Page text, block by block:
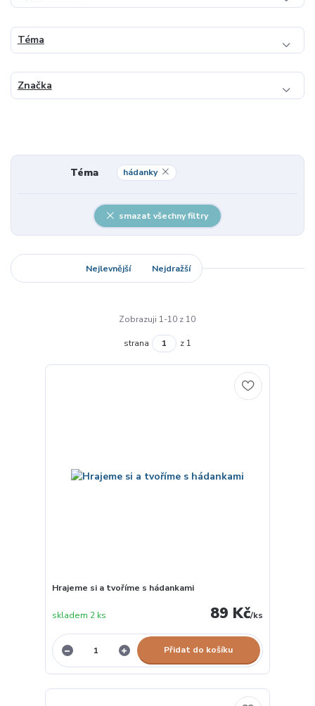
Téma
Značka
Téma hádanky
smazat všechny filtry
Nejlevnější Nejdražší
Zobrazuji 1-10 z 10
strana z 1
Hrajeme si a tvoříme s hádankami
89 Kč/ks
skladem 2 ks
Přidat do košíku